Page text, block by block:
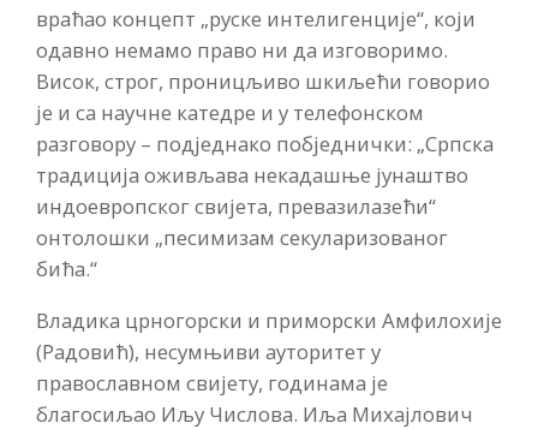
враћао концепт „руске интелигенције“, који
одавно немамо право ни да изговоримо.
Висок, строг, проницљиво шкиљећи говорио
је и са научне катедре и у телефонском
разговору – подједнако побједнички: „Српска
традиција оживљава некадашње јунаштво
индоевропског свијета, превазилазећи“
онтолошки „песимизам секуларизованог
бића.“
Владика црногорски и приморски Амфилохије
(Радовић), несумњиви ауторитет у
православном свијету, годинама је
благосиљао Иљу Числова. Иља Михајлович